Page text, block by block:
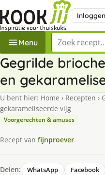
Inloggen
Menu Zoek een recept
Gegrilde
en
U bent hier: Home › Recepten ›
gekarameliseerde vijg
Voorgerechten & amuses
Recept van fijnproever
Delen: WhatsApp Facebook